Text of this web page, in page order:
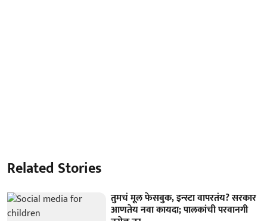
Related Stories
तुमचं मूल फेसबुक, इन्स्टा वापरतंय? सरकार
आणतेय नवा कायदा; पालकांची परवानगी